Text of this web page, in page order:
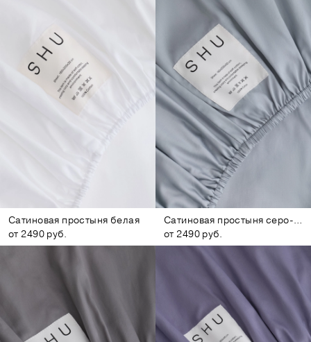
Сатиновая простыня белая
от 2490 руб.
Сатиновая простыня серо-голубая
от 2490 руб.